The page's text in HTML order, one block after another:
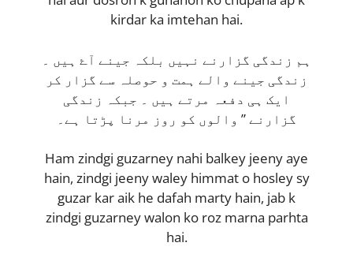
kirdar ka imtehan hai.
ہم زندگی گزارنے نہیں بلکہ جینے آۓ ہیں ۔
زندگی جینے والے ہمت و حوصلہ سے گزار کر
ایک ہی دفعہ مرتے ہیں ۔ جبکہ زندگی
گزارنے ” والوں کو روز مرنا پڑتا ہے۔
Ham zindgi guzarney nahi balkey jeeny aye
hain, zindgi jeeny waley himmat o hosley sy
guzar kar aik he dafah marty hain, jab k
zindgi guzarney walon ko roz marna parhta
hai.